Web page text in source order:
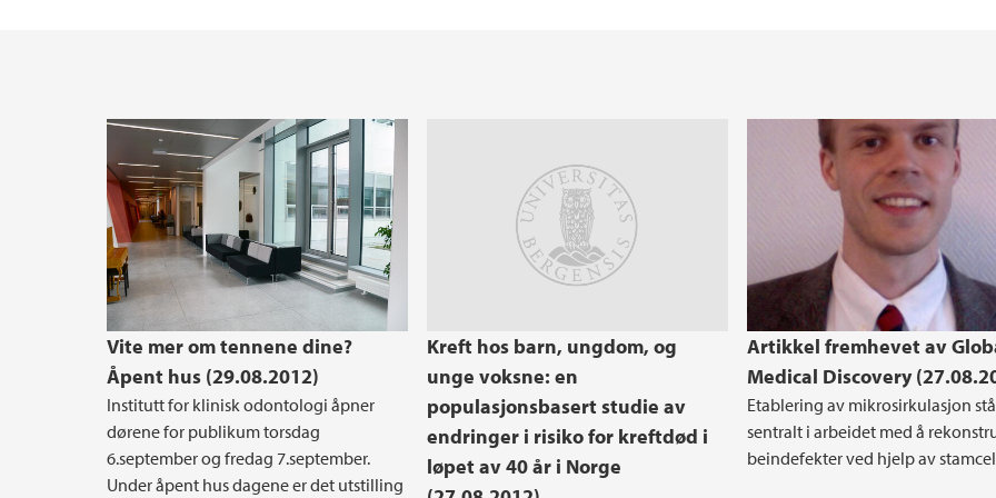
Reglement og prosedyrer Medisinsk
Etter- og videreutdanning For undervisere
Bruk av kunstig intelligens (KI) ved Det medisinske fakultet
Retningslinjer for
medisinske fakultet
Kommunikasjonstips for vitenskapeleg ansatte
Globale
Alrek helseklynge
Vestlandslegen
Driv - Senter for kvinnehelseforskning
Enhet for læring
Arealprosessen ved Det medisinske fakultet
Vite mer om tennene dine?
Åpent hus (29.08.2012)
Institutt for klinisk odontologi åpner
dørene for publikum torsdag
6.september og fredag 7.september.
Under åpent hus dagene er det utstilling
Kreft hos barn, ungdom, og
unge voksne: en
populasjonsbasert studie av
endringer i risiko for kreftdød i
løpet av 40 år i Norge
Artikkel fremhevet av
Medical Discovery
Etablering av mikrosirkulasjon
sentralt i arbeidet med å
beindefekter ved hjelp av